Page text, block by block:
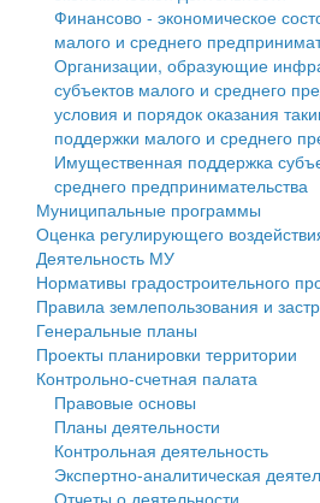
Персональные данные
Оценка регулирующего
Деятельность МУ
Нормативы градостроительного
Правила землепользования и
Генеральные планы
Проекты планировки территории
Собрание депутатов
Городское поселение
Сельские поселения
Финансово - экономическое
малого и среднего
Организации, образующие
субъектов малого и среднего
условия и порядок оказания
поддержки малого и среднего
Имущественная поддержка
среднего предпринимательства
Муниципальные программы
Оценка регулирующего
Деятельность МУ
Нормативы градостроительного
Правила землепользования и
Генеральные планы
Проекты планировки территории
Контрольно-счетная палата
Правовые основы
Планы деятельности
Контрольная деятельность
Экспертно-аналитическая
Отчеты о деятельности